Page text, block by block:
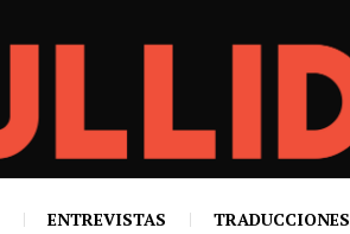
ENTREVISTAS TRADUCCIONES